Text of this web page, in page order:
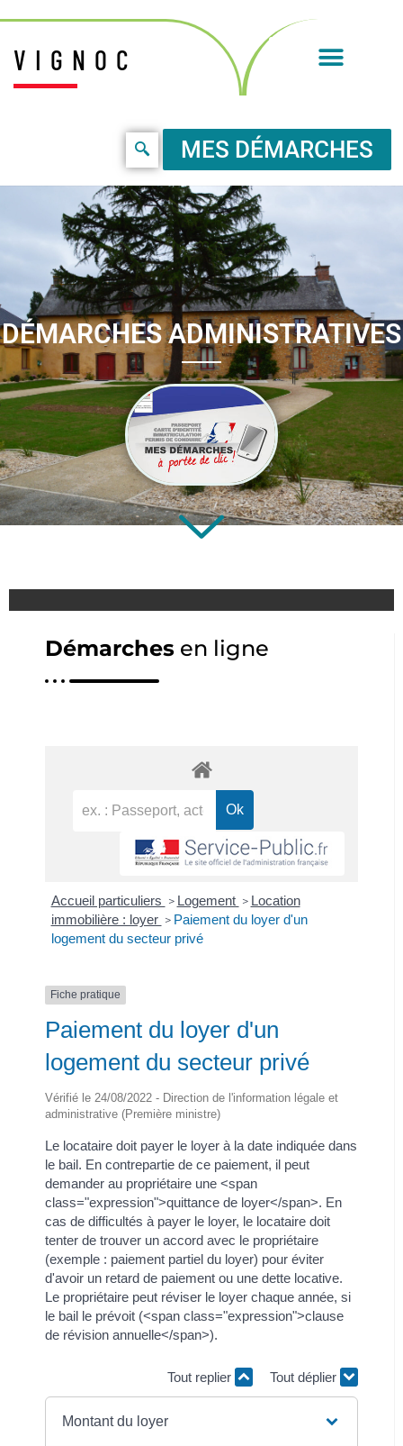
VIGNOC
MES DÉMARCHES
DÉMARCHES ADMINISTRATIVES
Démarches en ligne
Accueil particuliers > Logement > Location
immobilière : loyer > Paiement du loyer d'un
logement du secteur privé
Fiche pratique
Paiement du loyer d'un
logement du secteur privé
Vérifié le 24/08/2022 - Direction de l'information légale et
administrative (Première ministre)
Le locataire doit payer le loyer à la date indiquée dans
le bail. En contrepartie de ce paiement, il peut
demander au propriétaire une <span
class="expression">quittance de loyer</span>. En
cas de difficultés à payer le loyer, le locataire doit
tenter de trouver un accord avec le propriétaire
(exemple : paiement partiel du loyer) pour éviter
d'avoir un retard de paiement ou une dette locative.
Le propriétaire peut réviser le loyer chaque année, si
le bail le prévoit (<span class="expression">clause
de révision annuelle</span>).
Tout replier Tout déplier
Montant du loyer